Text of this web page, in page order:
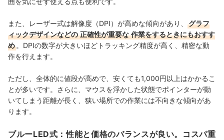
また、レーザー式は解像度（DPI）が高めな傾向があり、
グラフ
ィックデザインなどの 正確性が重要な 作業をするときにもおすす
め 。DPIの数字が大きいほどトラッキング精度が高く、精密な動
作を行えます。
ただし、全体的に値段が高めで、安くても1,000円以上はかかるこ
とが多いです。さらに、 マウスを浮かした状態でポインターが動
いてしまう距離が長く、狭い場所での作業には不向きな傾向があ
ります。
ブルーLED式：性能と価格のバランスが良い。コスパ重